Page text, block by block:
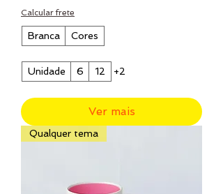
Calcular frete
Branca Cores
Unidade 6 12 +2
Ver mais
Qualquer tema